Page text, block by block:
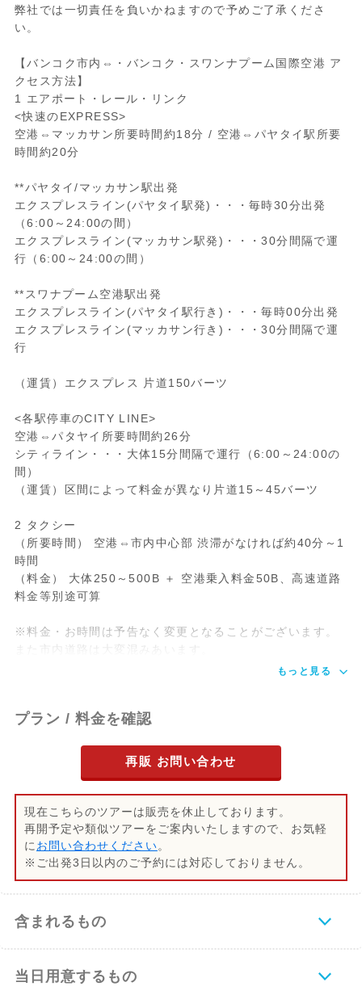
弊社では一切責任を負いかねますので予めご了承くださ
い。
【バンコク市内⇔・バンコク・スワンナプーム国際空港 ア
クセス方法】
1 エアポート・レール・リンク
<快速のEXPRESS>
空港⇔マッカサン所要時間約18分 / 空港⇔パヤタイ駅所要
時間約20分
**パヤタイ/マッカサン駅出発
エクスプレスライン(パヤタイ駅発)・・・毎時30分出発
（6:00～24:00の間）
エクスプレスライン(マッカサン駅発)・・・30分間隔で運
行（6:00～24:00の間）
**スワナプーム空港駅出発
エクスプレスライン(パヤタイ駅行き)・・・毎時00分出発
エクスプレスライン(マッカサン行き)・・・30分間隔で運
行
（運賃）エクスプレス 片道150バーツ
<各駅停車のCITY LINE>
空港⇔パタヤイ所要時間約26分
シティライン・・・大体15分間隔で運行（6:00～24:00の
間）
（運賃）区間によって料金が異なり片道15～45バーツ
2 タクシー
（所要時間） 空港⇔市内中心部 渋滞がなければ約40分～1
時間
（料金） 大体250～500B ＋ 空港乗入料金50B、高速道路
料金等別途可算
※料金・お時間は予告なく変更となることがございます。
また市内道路は大変混みあいます。
もっと見る
プラン / 料金を確認
再販 お問い合わせ
現在こちらのツアーは販売を休止しております。
再開予定や類似ツアーをご案内いたしますので、お気軽
に お問い合わせください。
※ご出発3日以内のご予約には対応しておりません。
含まれるもの
当日用意するもの